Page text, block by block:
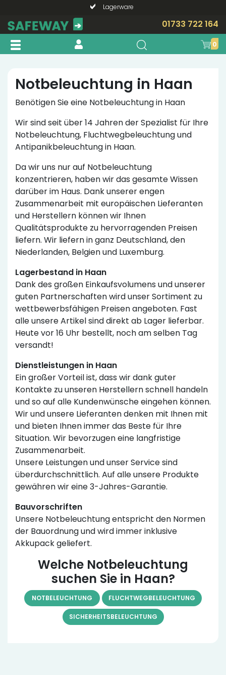
Lagerware
Telefonische Beratung? 01733 722 164
0
Notbeleuchtung in Haan
Benötigen Sie eine Notbeleuchtung in Haan
Wir sind seit über 14 Jahren der Spezialist für Ihre
Notbeleuchtung, Fluchtwegbeleuchtung und
Antipanikbeleuchtung in Haan.
Da wir uns nur auf Notbeleuchtung
konzentrieren, haben wir das gesamte Wissen
darüber im Haus. Dank unserer engen
Zusammenarbeit mit europäischen Lieferanten
und Herstellern können wir Ihnen
Qualitätsprodukte zu hervorragenden Preisen
liefern. Wir liefern in ganz Deutschland, den
Niederlanden, Belgien und Luxemburg.
Lagerbestand in Haan
Dank des großen Einkaufsvolumens und unserer
guten Partnerschaften wird unser Sortiment zu
wettbewerbsfähigen Preisen angeboten. Fast
alle unsere Artikel sind direkt ab Lager lieferbar.
Heute vor 16 Uhr bestellt, noch am selben Tag
versandt!
Dienstleistungen in Haan
Ein großer Vorteil ist, dass wir dank guter
Kontakte zu unseren Herstellern schnell handeln
und so auf alle Kundenwünsche eingehen können.
Wir und unsere Lieferanten denken mit Ihnen mit
und bieten Ihnen immer das Beste für Ihre
Situation. Wir bevorzugen eine langfristige
Zusammenarbeit.
Unsere Leistungen und unser Service sind
überdurchschnittlich. Auf alle unsere Produkte
gewähren wir eine 3-Jahres-Garantie.
Bauvorschriften
Unsere Notbeleuchtung entspricht den Normen
der Bauordnung und wird immer inklusive
Akkupack geliefert.
Welche Notbeleuchtung
suchen Sie in Haan?
NOTBELEUCHTUNG FLUCHTWEGBELEUCHTUNG
SICHERHEITSBELEUCHTUNG